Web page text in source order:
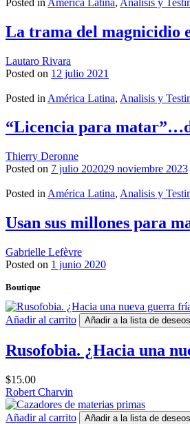
La trama del magnicidio
Lautaro Rivara
Posted on 12 julio 2021
Posted in América Latina, Analisis y
“Licencia para
Thierry Deronne
Posted on 7 julio 202029 noviembre 2023
Posted in América Latina, Analisis y
Usan sus millones para
Gabrielle Lefèvre
Posted on 1 junio 2020
Boutique
Añadir al carrito Añadir a la lista de deseos
Rusofobia. ¿Hacia una
$15.00
Robert Charvin
Añadir al carrito Añadir a la lista de deseos